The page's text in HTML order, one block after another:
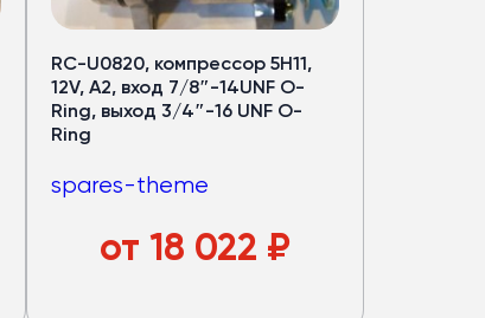
RC-U0820, компрессор 5H11,
12V, A2, вход 7/8″-14UNF O-
Ring, выход 3/4″-16 UNF O-
Ring
spares-theme
от 18 022 ₽